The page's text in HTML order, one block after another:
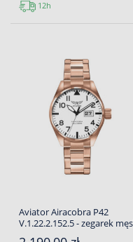
12h
Aviator Airacobra P42
V.1.22.2.152.5 - zegarek